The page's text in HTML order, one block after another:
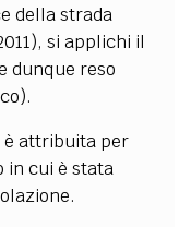
della strada
si applichi il
dunque reso
è attribuita per
in cui è stata